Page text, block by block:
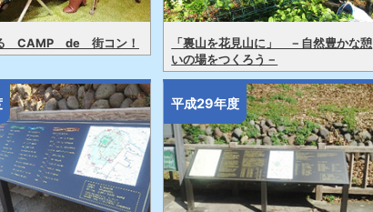
CAMP de 街コン！
「裏山を花見山に」 －自然豊かな憩
いの場をつくろう－
平成29年度